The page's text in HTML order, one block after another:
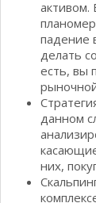
активом.
падение
делать
есть, вы
данном
них,